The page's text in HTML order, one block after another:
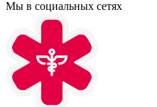
Мы в социальных сетях